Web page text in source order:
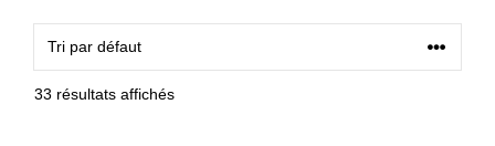
33 résultats affichés